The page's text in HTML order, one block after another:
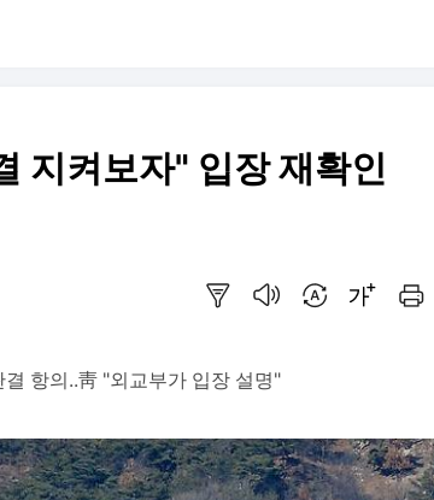
지켜보자" 입장 재확인
항의..靑 "외교부가 입장 설명"